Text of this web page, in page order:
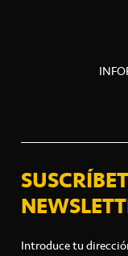
Introduce tu